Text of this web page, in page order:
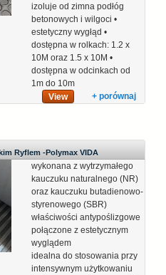
izoluje od zimna podłóg
betonowych i wilgoci •
estetyczny wygłąd •
dostępna w rolkach: 1.2 x
10M oraz 1.5 x 10M •
dostępna w odcinkach od
1m do 10m
View
+ porównaj
Ryflem -Polymax VIDA
wykonana z wytrzymałego
kauczuku naturalnego (NR)
oraz kauczuku butadienowo-
styrenowego (SBR)
właściwości antypoślizgowe
połączone z estetycznym
wyglądem
idealna do stosowania przy
intensywnym użytkowaniu